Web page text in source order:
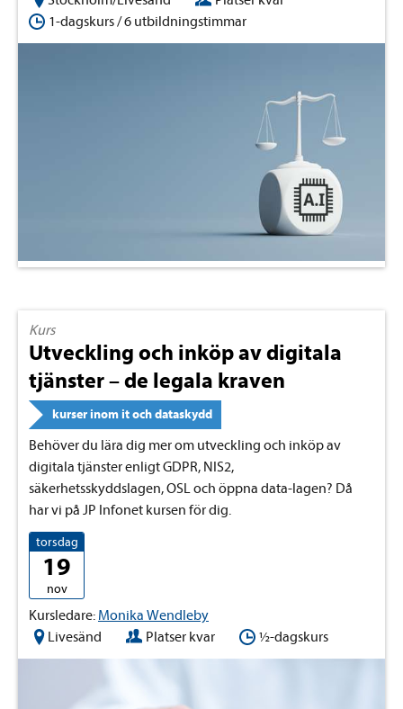
1-dagskurs / 6 utbildningstimmar
Kurs
Utveckling och inköp av digitala
tjänster – de legala kraven
kurser inom it och dataskydd
Behöver du lära dig mer om utveckling och inköp av
digitala tjänster enligt GDPR, NIS2,
säkerhetsskyddslagen, OSL och öppna data-lagen? Då
har vi på JP Infonet kursen för dig.
torsdag
19
nov
Kursledare: Monika Wendleby
Livesänd
Platser kvar ½-dagskurs